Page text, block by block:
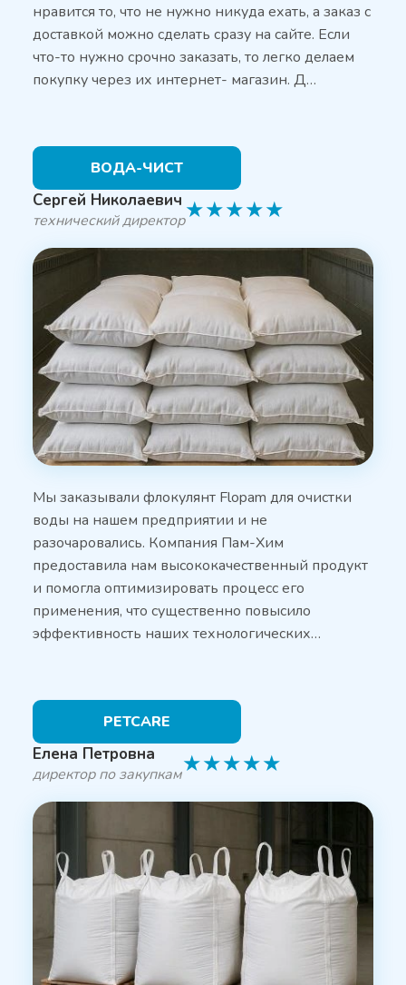
нравится то, что не нужно никуда ехать, а заказ с
доставкой можно сделать сразу на сайте. Если
что-то нужно срочно заказать, то легко делаем
покупку через их интернет- магазин. Д…
ВОДА-ЧИСТ
Сергей Николаевич
технический директор★★★★★
Мы заказывали флокулянт Flopam для очистки
воды на нашем предприятии и не
разочаровались. Компания Пам-Хим
предоставила нам высококачественный продукт
и помогла оптимизировать процесс его
применения, что существенно повысило
эффективность наших технологических…
PETCARE
Елена Петровна
директор по закупкам★★★★★